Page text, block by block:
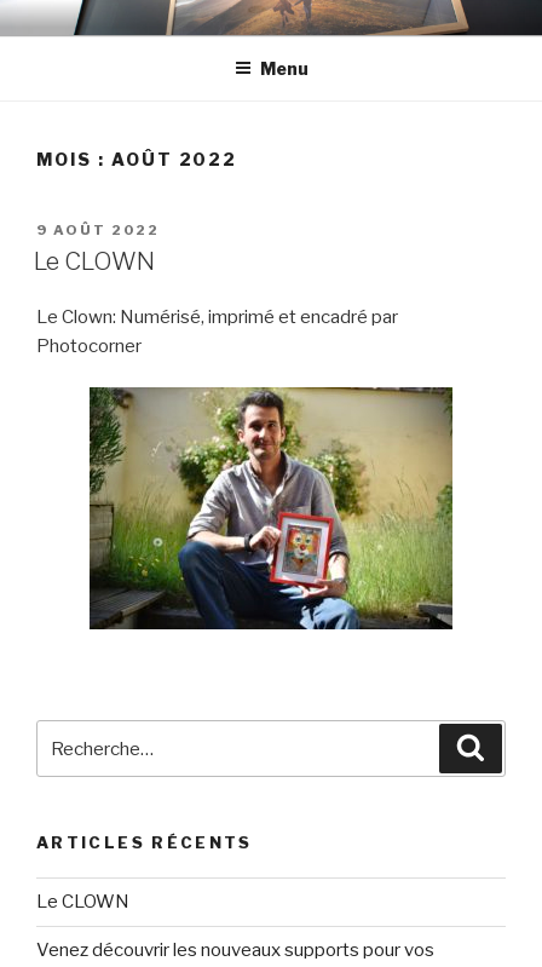
Aller
au
PHOTOCORNER | ART SHOP
Atelier d'impression, numérisation et création graphique
Menu
MOIS : AOÛT 2022
PUBLIÉ
LE
9 AOÛT 2022
Le CLOWN
Le Clown: Numérisé, imprimé et encadré par
Photocorner
pour
ARTICLES RÉCENTS
Le CLOWN
Venez découvrir les nouveaux supports pour vos